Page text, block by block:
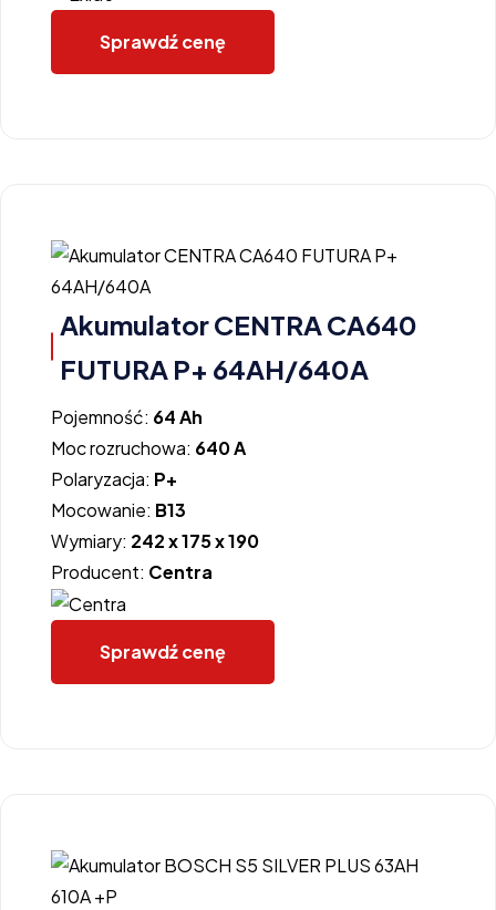
Sprawdź cenę
Akumulator CENTRA CA640
FUTURA P+ 64AH/640A
Pojemność: 64 Ah
Moc rozruchowa: 640 A
Polaryzacja: P+
Mocowanie: B13
Wymiary: 242 x 175 x 190
Producent: Centra
Sprawdź cenę